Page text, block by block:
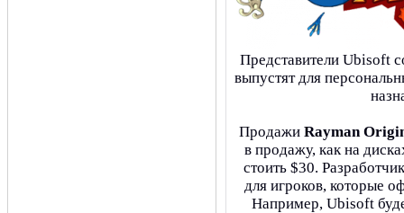
Представители Ubisoft
выпустят для
Продажи Rayman
в продажу, как на
стоить $30.
для игроков, которые
Например, Ubisoft